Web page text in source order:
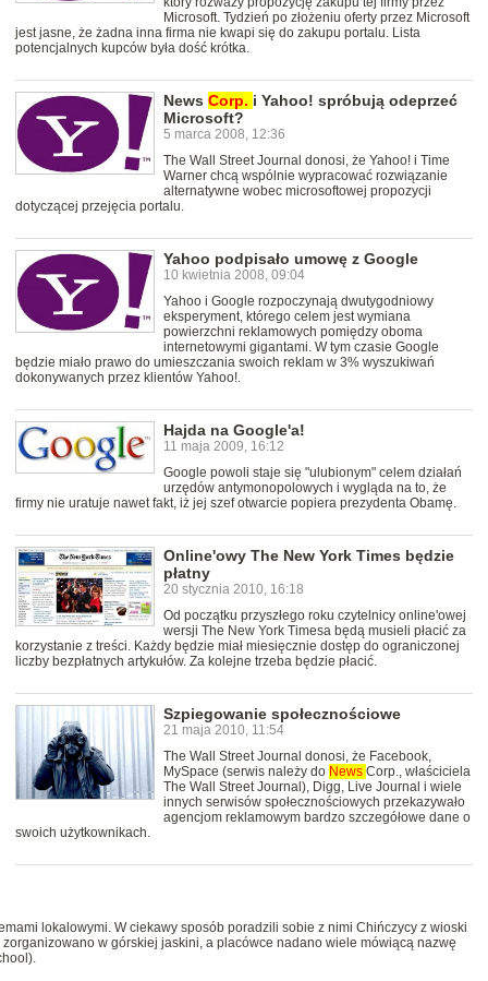
Microsoft. Tydzień po złożeniu oferty przez Microsoft
jest jasne, że żadna inna firma nie kwapi się do zakupu portalu. Lista
potencjalnych kupców była dość krótka.
News Corp. i Yahoo! spróbują odeprzeć
Microsoft?
5 marca 2008, 12:36
The Wall Street Journal donosi, że Yahoo! i Time
Warner chcą wspólnie wypracować rozwiązanie
alternatywne wobec microsoftowej propozycji
dotyczącej przejęcia portalu.
Yahoo podpisało umowę z Google
10 kwietnia 2008, 09:04
Yahoo i Google rozpoczynają dwutygodniowy
eksperyment, którego celem jest wymiana
powierzchni reklamowych pomiędzy oboma
internetowymi gigantami. W tym czasie Google
będzie miało prawo do umieszczania swoich reklam w 3% wyszukiwań
dokonywanych przez klientów Yahoo!.
Hajda na Google'a!
11 maja 2009, 16:12
Google powoli staje się "ulubionym" celem działań
urzędów antymonopolowych i wygląda na to, że
firmy nie uratuje nawet fakt, iż jej szef otwarcie popiera prezydenta Obamę.
Online'owy The New York Times będzie
płatny
20 stycznia 2010, 16:18
Od początku przyszłego roku czytelnicy online'owej
wersji The New York Timesa będą musieli płacić za
korzystanie z treści. Każdy będzie miał miesięcznie dostęp do ograniczonej
liczby bezpłatnych artykułów. Za kolejne trzeba będzie płacić.
Szpiegowanie społecznościowe
21 maja 2010, 11:54
The Wall Street Journal donosi, że Facebook,
MySpace (serwis należy do News Corp., właściciela
The Wall Street Journal), Digg, Live Journal i wiele
innych serwisów społecznościowych przekazywało
agencjom reklamowym bardzo szczegółowe dane o
swoich użytkownikach.
lokalowymi. W ciekawy sposób poradzili sobie z nimi Chińczycy z wioski
w górskiej jaskini, a placówce nadano wiele mówiącą nazwę